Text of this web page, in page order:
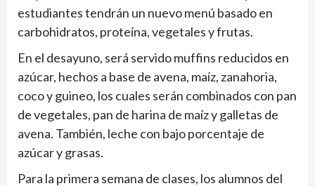
estudiantes tendrán un nuevo menú basado en
carbohidratos, proteína, vegetales y frutas.
En el desayuno, será servido muffins reducidos en
azúcar, hechos a base de avena, maíz, zanahoria,
coco y guineo, los cuales serán combinados con pan
de vegetales, pan de harina de maíz y galletas de
avena. También, leche con bajo porcentaje de
azúcar y grasas.
Para la primera semana de clases, los alumnos del